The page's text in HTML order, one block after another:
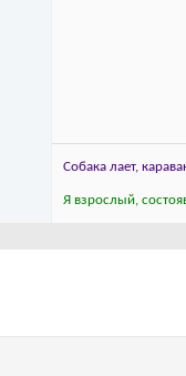
Собака лает,
Я взрослый,